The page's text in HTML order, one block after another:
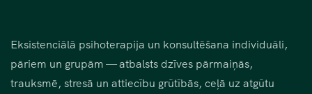
Eksistenciālā psihoterapija un konsultēšana individuāli,
pāriem un grupām — atbalsts dzīves pārmaiņās,
trauksmē, stresā un attiecību grūtībās, ceļā uz atgūtu